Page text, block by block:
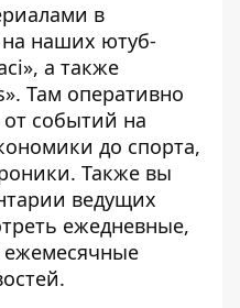
в
наших ютуб-
, а также
. Там оперативно
событий на
до спорта,
Также вы
ведущих
ежедневные,